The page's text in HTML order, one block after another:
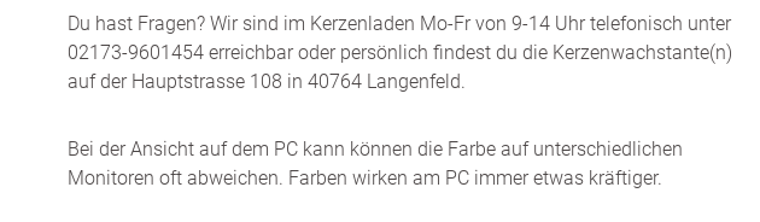
Du hast Fragen? Wir sind im Kerzenladen Mo-Fr von 9-14 Uhr telefonisch unter
02173-9601454 erreichbar oder persönlich findest du die Kerzenwachstante(n)
auf der Hauptstrasse 108 in 40764 Langenfeld.
Bei der Ansicht auf dem PC kann können die Farbe auf unterschiedlichen
Monitoren oft abweichen. Farben wirken am PC immer etwas kräftiger.